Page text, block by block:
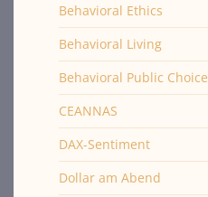
Behavioral Ethics
Behavioral Living
Behavioral Public Choice
CEANNAS
DAX-Sentiment
Dollar am Abend